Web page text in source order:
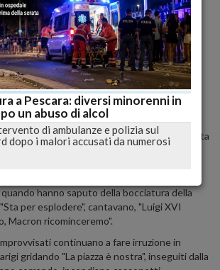
dispersa intorno alle 21 e la polizia ha
"Decine di persone sono state arrestate in
la fine immediata degli arresti", ha
sinistra radicale, Jean-Luc Mélenchon.
molti dei quali giovani, si sono
in Place Guichard e hanno attaccato la
prima di disperdersi in diversi gruppi in
bilancio della prefettura riportava due
Etienne, mentre a Voiron, nell'Isère, è stata
la prefettura, la residenza della deputata di
Laforge. I manifestanti erano anche
davanti alla prefettura, dove hanno
hanno saputo della bocciatura della
per esplodere", cantavano, "Luigi XVI
Macron ricominceremo".
continuano a fare irruzione in
gridando "La piazza è nostra", inseguiti dalla
a Pescara: diversi minorenni in
un abuso di alcol
di ambulanze e polizia sul
dopo i malori accusati da numerosi